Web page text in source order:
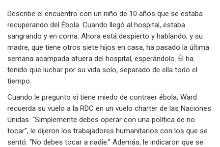
Describe el encuentro con un niño de 10 años que se estaba
recuperando del Ébola. Cuando llegó al hospital, estaba
sangrando y en coma. Ahora está despierto y hablando, y su
madre, que tiene otros siete hijos en casa, ha pasado la última
semana acampada afuera del hospital, esperándolo. Él ha
tenido que luchar por su vida solo, separado de ella todo el
tiempo.
Cuando le pregunto si tiene miedo de contraer ébola, Ward
recuerda su vuelo a la RDC en un vuelo charter de las Naciones
Unidas. “Simplemente debes operar con una política de no
tocar”, le dijeron los trabajadores humanitarios con los que se
sentó. “No debes tocar a nadie.” Además, le indicaron que se